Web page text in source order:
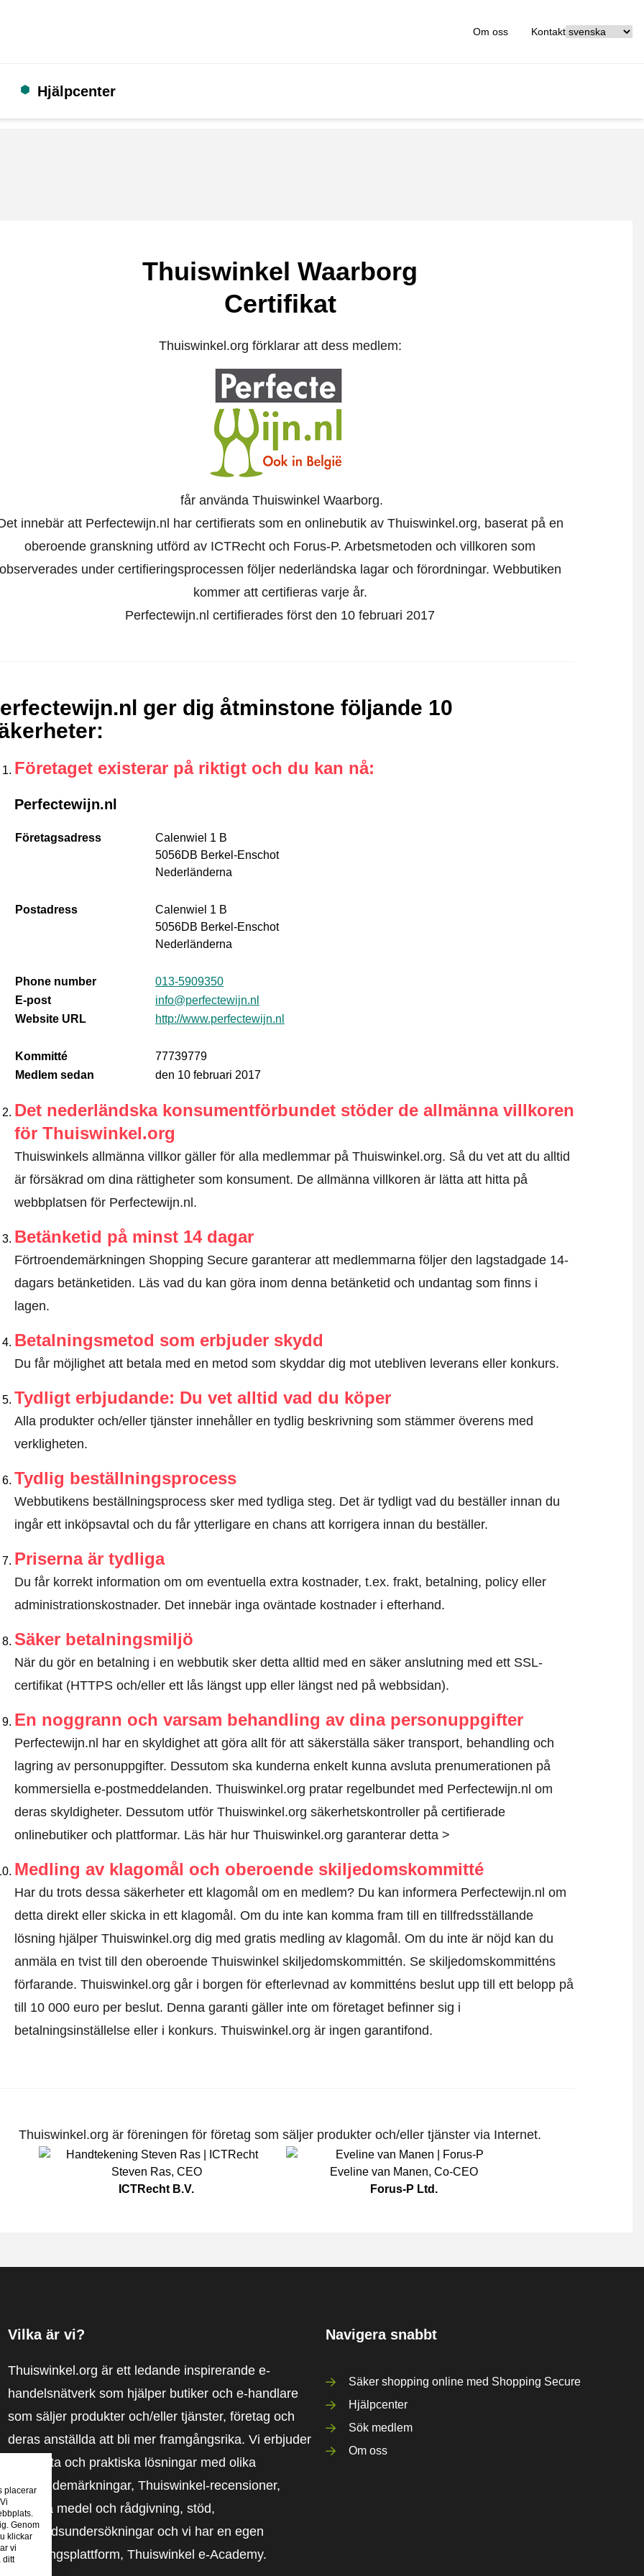
Om oss Kontakt
Hjälpcenter
Thuiswinkel Waarborg
Certifikat
Thuiswinkel.org förklarar att dess medlem:
får använda Thuiswinkel Waarborg.
innebär att Perfectewijn.nl har certifierats som en onlinebutik av Thuiswinkel.org, baserat på en
oberoende granskning utförd av ICTRecht och Forus-P. Arbetsmetoden och villkoren som
under certifieringsprocessen följer nederländska lagar och förordningar. Webbutiken
kommer att certifieras varje år.
Perfectewijn.nl certifierades först den 10 februari 2017
ger dig åtminstone följande 10
:
Företaget existerar på riktigt och du kan nå:
Perfectewijn.nl
Företagsadress
Calenwiel 1 B
5056DB Berkel-Enschot
Nederländerna
Postadress
Calenwiel 1 B
5056DB Berkel-Enschot
Nederländerna
Phone number
013-5909350
E-post
info@perfectewijn.nl
Website URL
http://www.perfectewijn.nl
Kommitté
77739779
Medlem sedan
den 10 februari 2017
Det nederländska konsumentförbundet stöder de allmänna villkoren
för Thuiswinkel.org
Thuiswinkels allmänna villkor gäller för alla medlemmar på Thuiswinkel.org. Så du vet att du alltid
är försäkrad om dina rättigheter som konsument. De allmänna villkoren är lätta att hitta på
webbplatsen för Perfectewijn.nl.
Betänketid på minst 14 dagar
Förtroendemärkningen Shopping Secure garanterar att medlemmarna följer den lagstadgade 14-
dagars betänketiden. Läs vad du kan göra inom denna betänketid och undantag som finns i
lagen.
Betalningsmetod som erbjuder skydd
Du får möjlighet att betala med en metod som skyddar dig mot utebliven leverans eller konkurs.
Tydligt erbjudande: Du vet alltid vad du köper
Alla produkter och/eller tjänster innehåller en tydlig beskrivning som stämmer överens med
verkligheten.
Tydlig beställningsprocess
Webbutikens beställningsprocess sker med tydliga steg. Det är tydligt vad du beställer innan du
ingår ett inköpsavtal och du får ytterligare en chans att korrigera innan du beställer.
Priserna är tydliga
Du får korrekt information om om eventuella extra kostnader, t.ex. frakt, betalning, policy eller
administrationskostnader. Det innebär inga oväntade kostnader i efterhand.
Säker betalningsmiljö
När du gör en betalning i en webbutik sker detta alltid med en säker anslutning med ett SSL-
certifikat (HTTPS och/eller ett lås längst upp eller längst ned på webbsidan).
En noggrann och varsam behandling av dina personuppgifter
Perfectewijn.nl har en skyldighet att göra allt för att säkerställa säker transport, behandling och
lagring av personuppgifter. Dessutom ska kunderna enkelt kunna avsluta prenumerationen på
kommersiella e-postmeddelanden. Thuiswinkel.org pratar regelbundet med Perfectewijn.nl om
deras skyldigheter. Dessutom utför Thuiswinkel.org säkerhetskontroller på certifierade
onlinebutiker och plattformar. Läs här hur Thuiswinkel.org garanterar detta >
Medling av klagomål och oberoende skiljedomskommitté
Har du trots dessa säkerheter ett klagomål om en medlem? Du kan informera Perfectewijn.nl om
detta direkt ellerskicka in ett klagomål . Om du inte kan komma fram till en tillfredsställande
lösning hjälper Thuiswinkel.org dig med gratis medling av klagomål. Om du inte är nöjd kan du
anmäla en tvist till den oberoende Thuiswinkel skiljedomskommittén. Se skiljedomskommitténs
förfarande. Thuiswinkel.org går i borgen för efterlevnad av kommitténs beslut upp till ett belopp på
till 10 000 euro per beslut. Denna garanti gäller inte om företaget befinner sig i
betalningsinställelse eller i konkurs. Thuiswinkel.org är ingen garantifond.
Thuiswinkel.org är föreningen för företag som säljer produkter och/eller tjänster via Internet.
Steven Ras, CEO
ICTRecht B.V.
Eveline van Manen, Co-CEO
Forus-P Ltd.
Vilka är vi?
Thuiswinkel.org är ett ledande inspirerande e-
handelsnätverk som hjälper butiker och e-handlare
som säljer produkter och/eller tjänster, företag och
deras anställda att bli mer framgångsrika. Vi erbjuder
relevanta och praktiska lösningar med olika
förtroendemärkningar, Thuiswinkel-recensioner,
rättsliga medel och rådgivning, stöd,
marknadsundersökningar och vi har en egen
utbildningsplattform, Thuiswinkel e-Academy.
Navigera snabbt
Säker shopping online med Shopping Secure
Hjälpcenter
Sök medlem
Om oss
placerar
Genom
klickar
vi
ditt